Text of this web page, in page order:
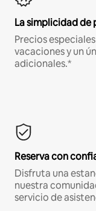
La simplicidad de
Precios
vacaciones y un
adicionales.*
Reserva con
Disfruta una
nuestra
servicio de